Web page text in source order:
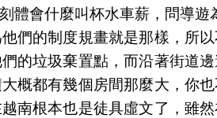
體會什麼叫杯水車薪，問導
們的制度規畫就是那樣，所
的垃圾棄置點，而沿著街道
概都有幾個房間那麼大，你
南根本也是徒具虛文了，雖